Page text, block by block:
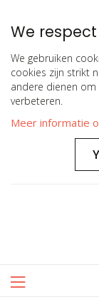
We
We gebruiken
cookies zijn strikt
andere dienen om
verbeteren.
Meer informatie
Toggle